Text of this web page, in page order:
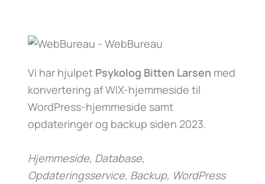
Vi har hjulpet Psykolog Bitten Larsen med
konvertering af WIX-hjemmeside til
WordPress-hjemmeside samt
opdateringer og backup siden 2023.
Hjemmeside, Database,
Opdateringsservice, Backup, WordPress